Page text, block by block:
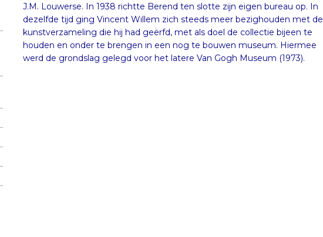
J.M. Louwerse. In 1938 richtte Berend ten slotte zijn eigen bureau op. In
dezelfde tijd ging Vincent Willem zich steeds meer bezighouden met de
kunstverzameling die hij had geërfd, met als doel de collectie bijeen te
houden en onder te brengen in een nog te bouwen museum. Hiermee
werd de grondslag gelegd voor het latere Van Gogh Museum (1973).